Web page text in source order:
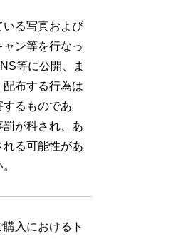
る写真および
ン等を行なっ
等に公開、ま
布する行為は
るものであ
罰が科され、あ
る可能性があ
入におけるト